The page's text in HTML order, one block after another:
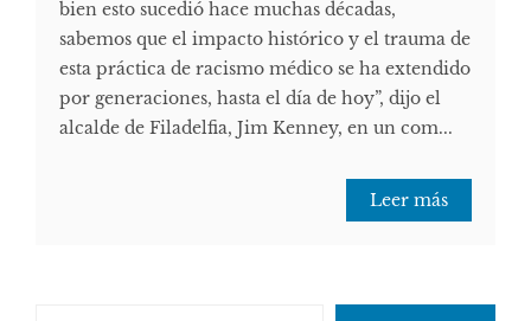
bien esto sucedió hace muchas décadas,
sabemos que el impacto histórico y el trauma de
esta práctica de racismo médico se ha extendido
por generaciones, hasta el día de hoy”, dijo el
alcalde de Filadelfia, Jim Kenney, en un com...
Leer más